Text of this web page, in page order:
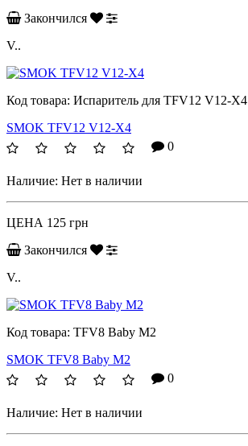
Закончился
V..
Код товара: Испаритель для TFV12 V12-X4
SMOK TFV12 V12-X4
0
Наличие: Нет в наличии
ЦЕНА 125 грн
Закончился
V..
Код товара: TFV8 Baby M2
SMOK TFV8 Baby M2
0
Наличие: Нет в наличии